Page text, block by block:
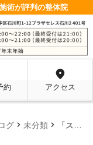
術が評判の整体院
約
location_on
アクセス
グ chevron_right 未分類 chevron_right 「スマホ首」が止まらない…首の重さと頭痛の「負のループ」から抜け出すには